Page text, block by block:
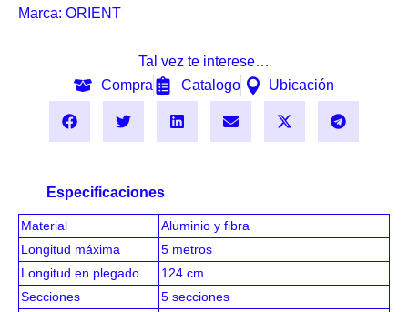
Marca: ORIENT
Tal vez te interese…
Compra
Catalogo Ubicación
Especificaciones
Material
Aluminio y fibra
Longitud máxima
5 metros
Longitud en plegado
124 cm
Secciones
5 secciones